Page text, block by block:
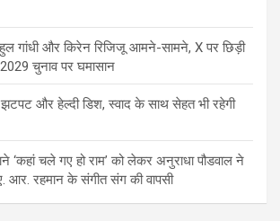
गांधी और किरेन रिजिजू आमने-सामने, X पर छिड़ी
चुनाव पर घमासान
झटपट और हेल्दी डिश, स्वाद के साथ सेहत भी रहेगी
‘कहां चले गए हो राम’ को लेकर अनुराधा पौडवाल ने
आर. रहमान के संगीत संग की वापसी